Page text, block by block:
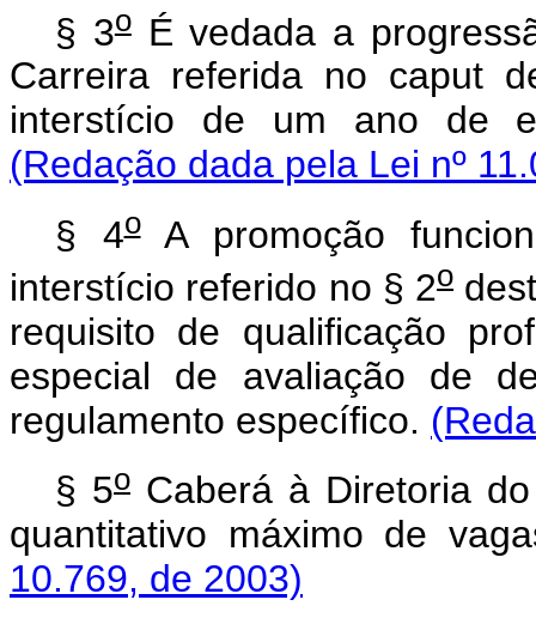
§ 3oÉ vedada a
Carreira referida no caput
interstício de um ano de
(Redação dada pela Lei nº
§ 4oA promoção
interstício referido no § 2o
requisito de qualificação
especial de avaliação de
regulamento específico.
§ 5o Caberá à Diretoria
quantitativo máximo de
10.769, de 2003)